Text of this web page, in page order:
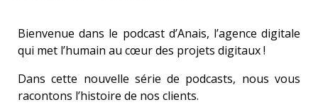
Bienvenue dans le podcast d’Anais, l’agence digitale
qui met l’humain au cœur des projets digitaux !
Dans cette nouvelle série de podcasts, nous vous
racontons l’histoire de nos clients.